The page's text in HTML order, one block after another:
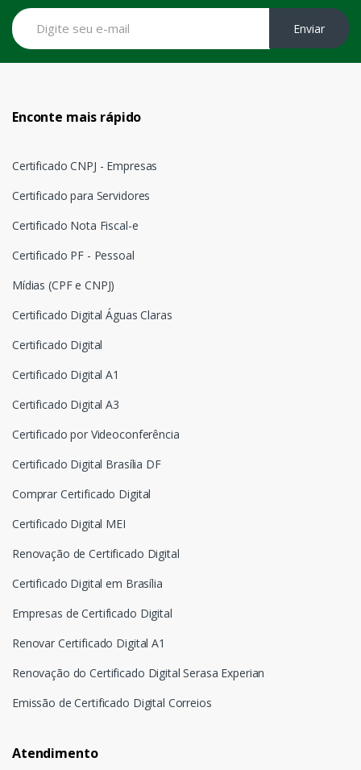
Enviar
Enconte mais rápido
Certificado CNPJ - Empresas
Certificado para Servidores
Certificado Nota Fiscal-e
Certificado PF - Pessoal
Mídias (CPF e CNPJ)
Certificado Digital Águas Claras
Certificado Digital
Certificado Digital A1
Certificado Digital A3
Certificado por Videoconferência
Certificado Digital Brasília DF
Comprar Certificado Digital
Certificado Digital MEI
Renovação de Certificado Digital
Certificado Digital em Brasília
Empresas de Certificado Digital
Renovar Certificado Digital A1
Renovação do Certificado Digital Serasa Experian
Emissão de Certificado Digital Correios
Atendimento